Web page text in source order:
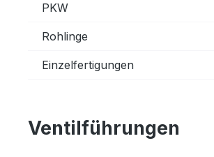
PKW
Rohlinge
Einzelfertigungen
Ventilführungen